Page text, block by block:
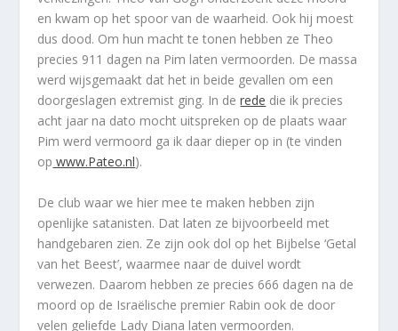
en kwam op het spoor van de waarheid. Ook hij moest
dus dood. Om hun macht te tonen hebben ze Theo
precies 911 dagen na Pim laten vermoorden. De massa
werd wijsgemaakt dat het in beide gevallen om een
doorgeslagen extremist ging. In derede die ik precies
acht jaar na dato mocht uitspreken op de plaats waar
Pim werd vermoord ga ik daar dieper op in (te vinden
op www.Pateo.nl).
De club waar we hier mee te maken hebben zijn
openlijke satanisten. Dat laten ze bijvoorbeeld met
handgebaren zien. Ze zijn ook dol op het Bijbelse ‘Getal
van het Beest’, waarmee naar de duivel wordt
verwezen. Daarom hebben ze precies 666 dagen na de
moord op de Israëlische premier Rabin ook de door
velen geliefde Lady Diana laten vermoorden.